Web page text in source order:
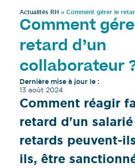
Actualités RH » Comment gérer le
Comment
retard d’un
collaborateur
Dernière mise à jour le :
13 août 2024
Comment réagir
retard d'un salarié
retards peuvent-
ils, être